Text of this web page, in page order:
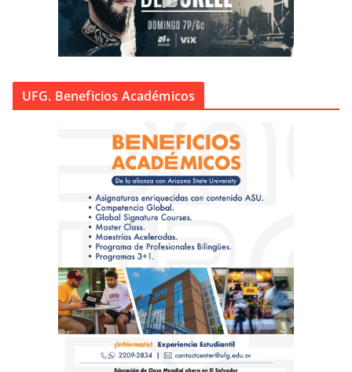
UFG. Beneficios Académicos